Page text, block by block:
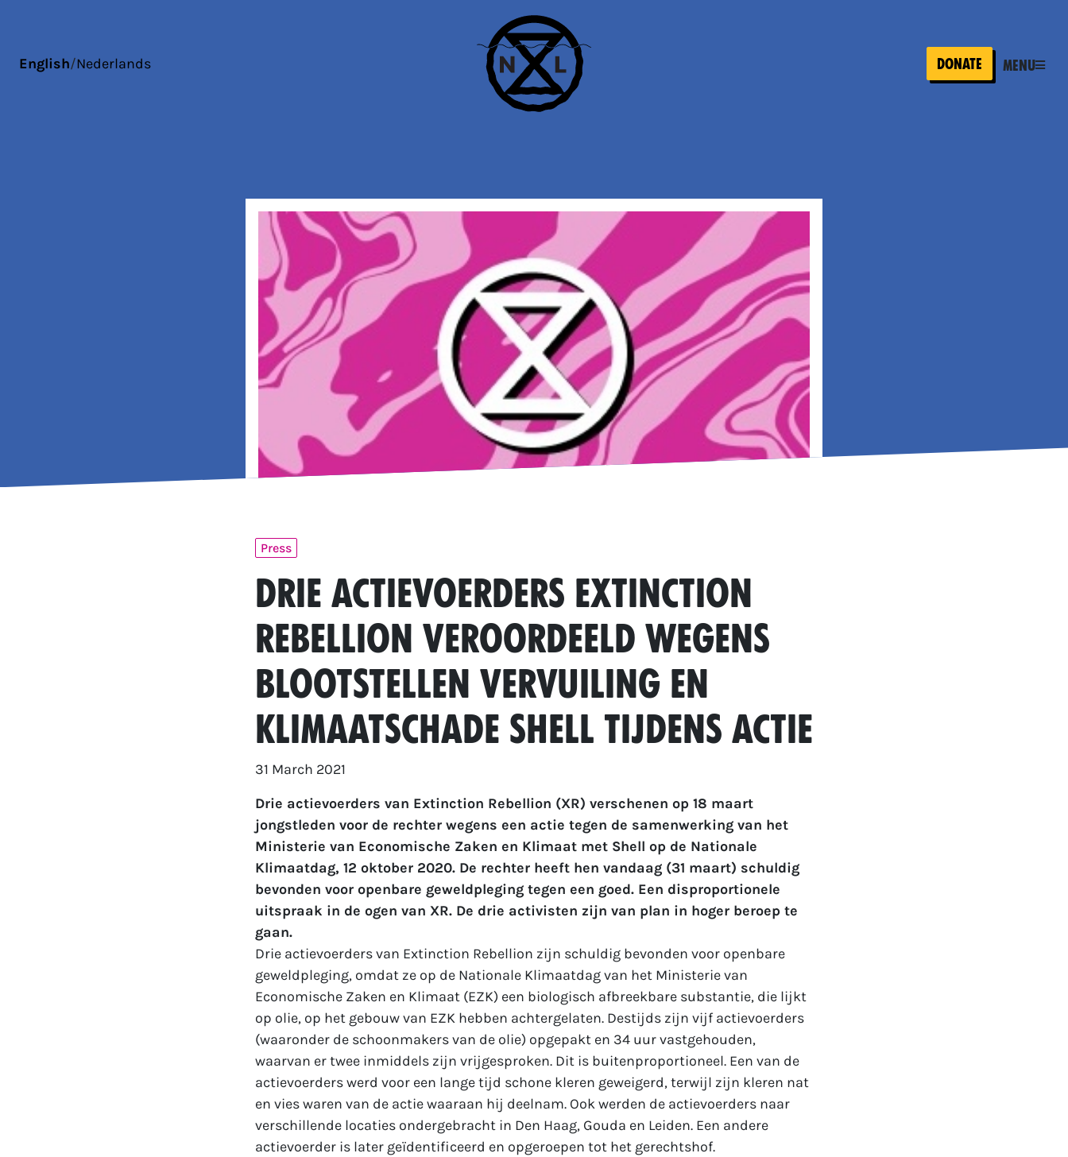
English/Nederlands Donate Menu
Press
Drie actievoerders Extinction
Rebellion veroordeeld wegens
blootstellen vervuiling en
klimaatschade Shell tijdens actie
31 March 2021
Drie actievoerders van Extinction Rebellion (XR) verschenen op 18 maart
jongstleden voor de rechter wegens een actie tegen de samenwerking van het
Ministerie van Economische Zaken en Klimaat met Shell op de Nationale
Klimaatdag, 12 oktober 2020. De rechter heeft hen vandaag (31 maart) schuldig
bevonden voor openbare geweldpleging tegen een goed. Een disproportionele
uitspraak in de ogen van XR. De drie activisten zijn van plan in hoger beroep te
gaan.
Drie actievoerders van Extinction Rebellion zijn schuldig bevonden voor openbare
geweldpleging, omdat ze op de Nationale Klimaatdag van het Ministerie van
Economische Zaken en Klimaat (EZK) een biologisch afbreekbare substantie, die lijkt
op olie, op het gebouw van EZK hebben achtergelaten. Destijds zijn vijf actievoerders
(waaronder de schoonmakers van de olie) opgepakt en 34 uur vastgehouden,
waarvan er twee inmiddels zijn vrijgesproken. Dit is buitenproportioneel. Een van de
actievoerders werd voor een lange tijd schone kleren geweigerd, terwijl zijn kleren nat
en vies waren van de actie waaraan hij deelnam. Ook werden de actievoerders naar
verschillende locaties ondergebracht in Den Haag, Gouda en Leiden. Een andere
actievoerder is later geïdentificeerd en opgeroepen tot het gerechtshof.